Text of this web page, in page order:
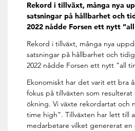
Rekord i tillväxt, många nya
satsningar på hållbarhet och
2022 nådde Forsen ett nytt
Rekord i tillväxt, många nya
satsningar på hållbarhet och
2022 nådde Forsen ett nytt ”all
Ekonomiskt har det varit ett bra
fokus på tillväxten som
ökning. Vi växte rekordartat och
time high”. Tillväxten har lett till
medarbetare vilket genererat en